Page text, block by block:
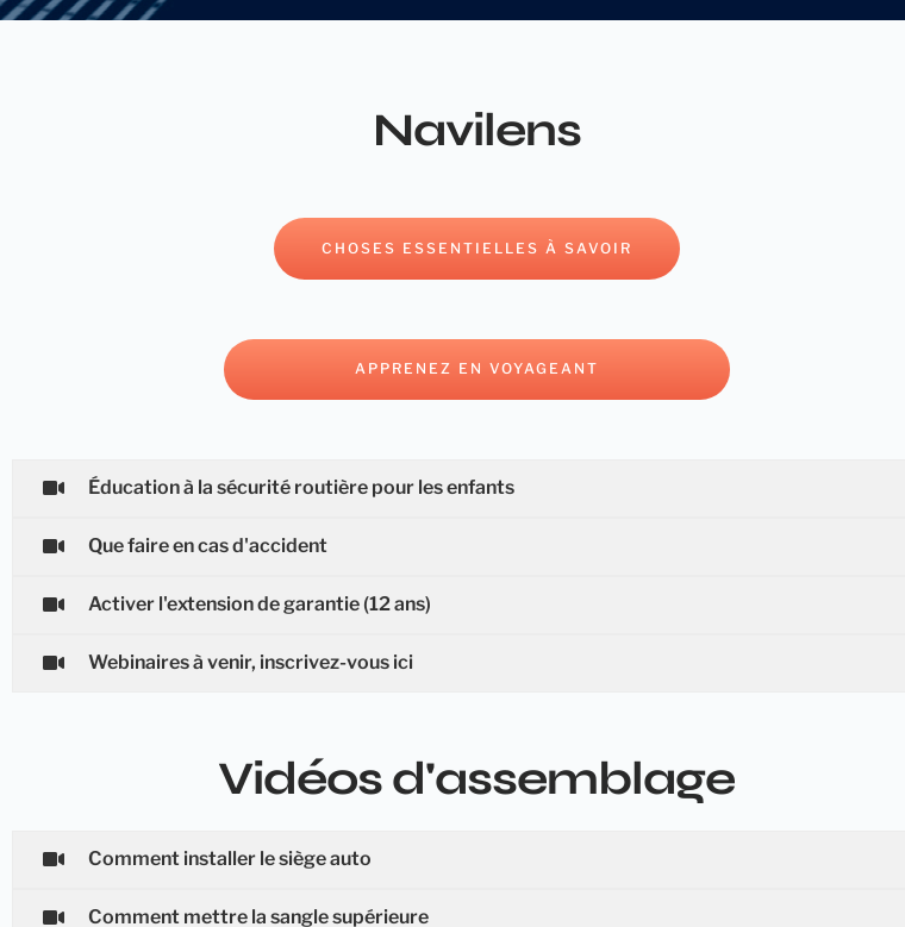
Navilens
CHOSES ESSENTIELLES À SAVOIR
APPRENEZ EN VOYAGEANT
Éducation à la sécurité routière pour les enfants
Que faire en cas d'accident
Activer l'extension de garantie (12 ans)
Webinaires à venir, inscrivez-vous ici
Vidéos d'assemblage
Comment installer le siège auto
Comment mettre la sangle supérieure